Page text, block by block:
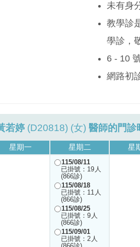
未有身
教學診
學診，
6 - 10
網路初